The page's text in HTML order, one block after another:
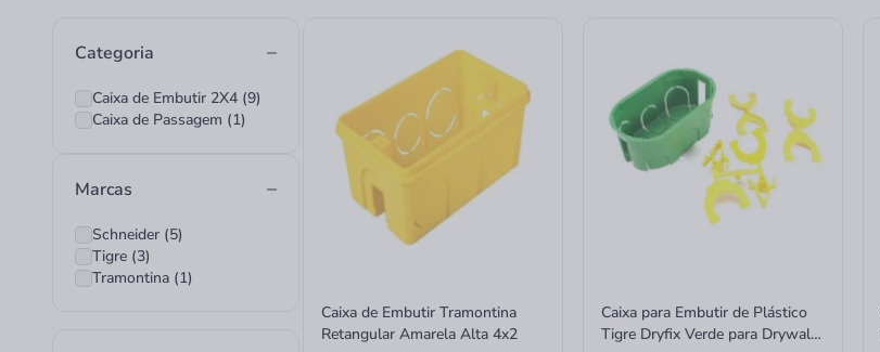
Categoria
Caixa de Embutir 2X4 (9)
Caixa de Passagem (1)
Marcas
Schneider (5)
Tigre (3)
Tramontina (1)
Caixa de Embutir Tramontina
Retangular Amarela Alta 4x2
Caixa para Embutir de Plástico
Tigre Dryfix Verde para Drywall